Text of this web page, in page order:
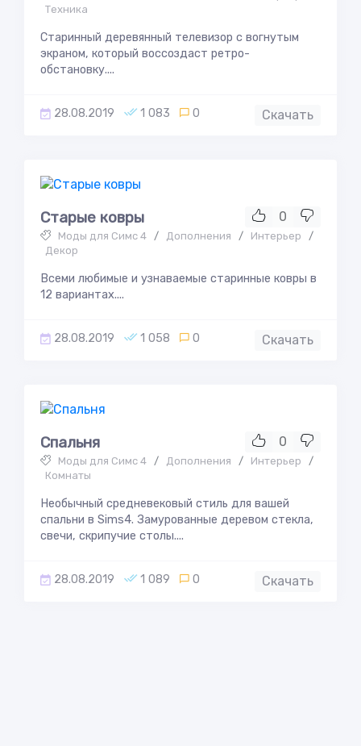
Техника
Старинный деревянный телевизор с вогнутым
экраном, который воссоздаст ретро-
обстановку....
28.08.2019 1 083 0 Скачать
0
Старые ковры
Моды для Симс 4 / Дополнения / Интерьер
/
Декор
Всеми любимые и узнаваемые старинные ковры в
12 вариантах....
28.08.2019 1 058 0 Скачать
0
Спальня
Моды для Симс 4 / Дополнения / Интерьер
/
Комнаты
Необычный средневековый стиль для вашей
спальни в Sims4. Замурованные деревом стекла,
свечи, скрипучие столы....
28.08.2019 1 089 0 Скачать